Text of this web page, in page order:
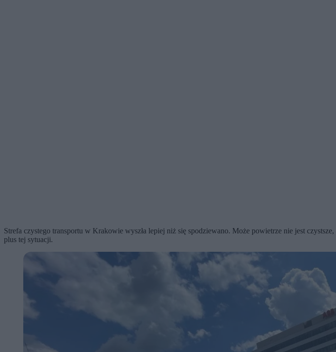
Strefa czystego transportu w Krakowie wyszła lepiej niż się spodziewano. Może powietrze nie jest
plus tej sytuacji.